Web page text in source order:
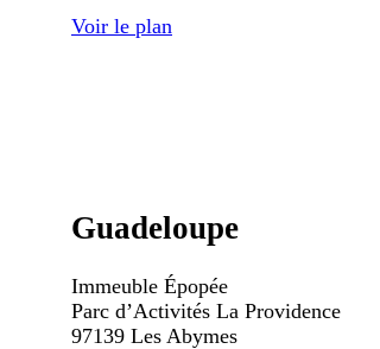
Voir le plan
Guadeloupe
Immeuble Épopée
Parc d’Activités La Providence
97139 Les Abymes